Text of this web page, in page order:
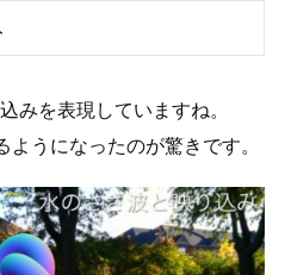
みを表現していますね。
うになったのが驚きです。